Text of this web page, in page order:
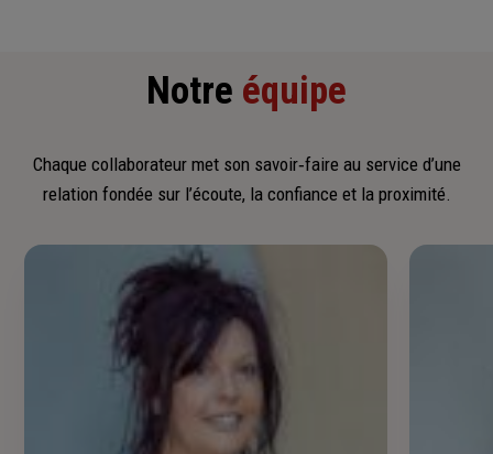
Notre équipe
Chaque collaborateur met son savoir‑faire au service d’une
relation fondée sur l’écoute, la confiance et la proximité.